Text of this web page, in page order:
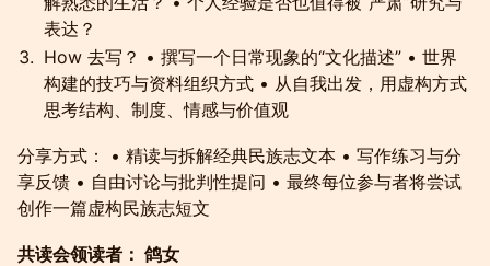
表达？
How 去写？ • 撰写一个日常现象的“文化描述” • 世界
构建的技巧与资料组织方式 • 从自我出发，用虚构方式
思考结构、制度、情感与价值观
分享方式： • 精读与拆解经典民族志文本 • 写作练习与分
享反馈 • 自由讨论与批判性提问 • 最终每位参与者将尝试
创作一篇虚构民族志短文
共读会领读者： 鸽女